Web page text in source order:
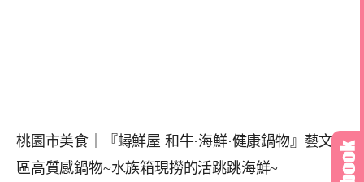
桃園市美食｜『蟳鮮屋 和牛·海鮮·健康鍋物』藝文特
區高質感鍋物~水族箱現撈的活跳跳海鮮~